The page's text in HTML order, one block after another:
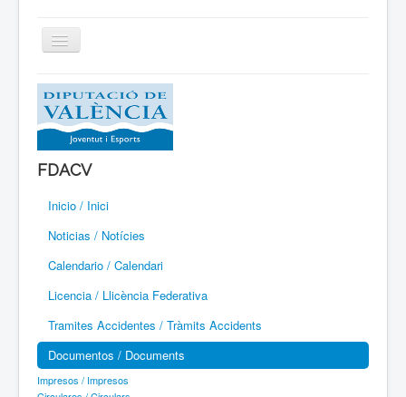
Cambiar
navegación
Aeromodelismo / Aeromodelisme
Ala Delta
Paracaidismo / Paracaigudisme
Parapente / Parapent
Ultraligeros / Ultralleugers
Vuelo Con Motor / Vol Amb Motor
FDACV
Inicio / Inici
Noticias / Notícies
Calendario / Calendari
Licencia / Llicència Federativa
Tramites Accidentes / Tràmits Accidents
Documentos / Documents
Impresos / Impresos